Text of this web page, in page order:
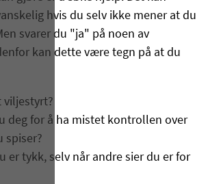
hvis du selv ikke mener at du
svarer du "ja" på noen av
kan dette være tegn på at du
viljestyrt?
deg for å ha mistet kontrollen over
spiser?
er tykk, selv når andre sier du er for